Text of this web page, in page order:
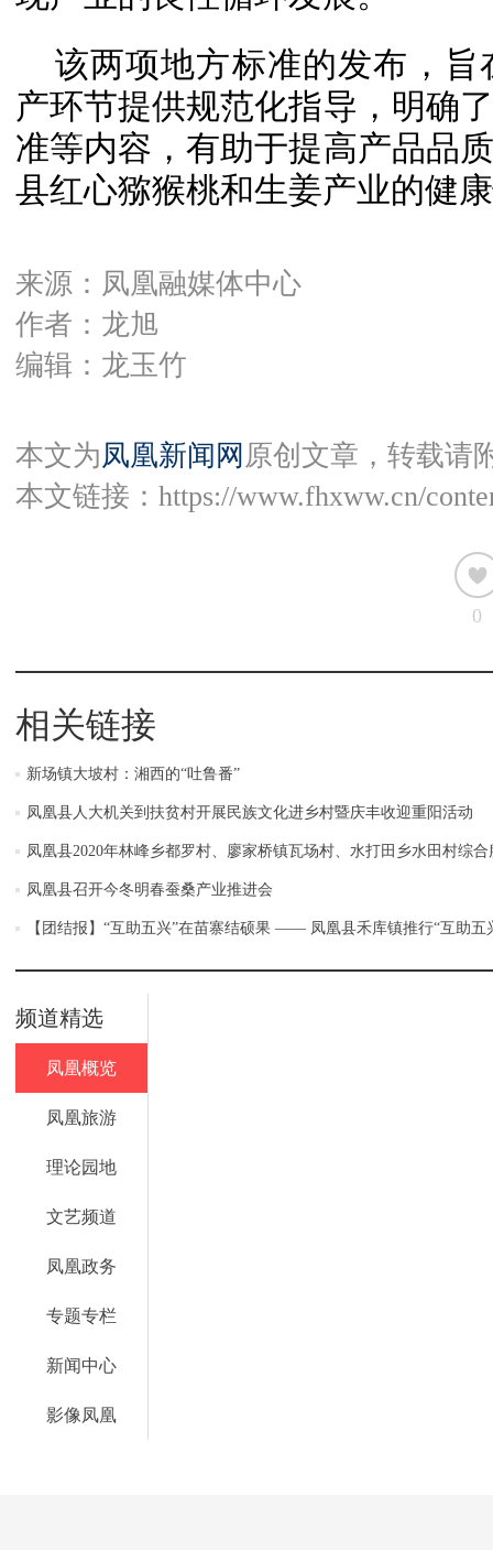
该两项地方标准的发布，
产环节提供规范化指导，明确
准等内容，有助于提高产品品
县红心猕猴桃和生姜产业的健
来源：凤凰融媒体中心
作者：龙旭
编辑：龙玉竹
本文为凤凰新闻网 原创文章，转载请
本文链接： https://www.fhxww.cn/
0
相关链接
新场镇大坡村：湘西的“吐鲁番”
凤凰县人大机关到扶贫村开展民族文化进乡村暨庆丰收迎重阳活动
凤凰县2020年林峰乡都罗村、廖家桥镇瓦场村、水打田乡水田村综
凤凰县召开今冬明春蚕桑产业推进会
【团结报】“互助五兴”在苗寨结硕果 —— 凤凰县禾库镇推行“互助五
频道精选
凤凰概览
凤凰旅游
理论园地
文艺频道
凤凰政务
专题专栏
新闻中心
影像凤凰